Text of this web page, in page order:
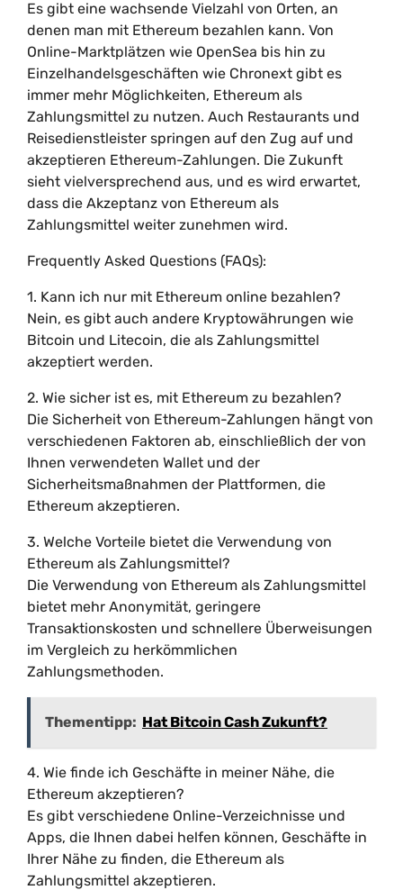
Es gibt eine wachsende Vielzahl von Orten, an
denen man mit Ethereum bezahlen kann. Von
Online-Marktplätzen wie OpenSea bis hin zu
Einzelhandelsgeschäften wie Chronext gibt es
immer mehr Möglichkeiten, Ethereum als
Zahlungsmittel zu nutzen. Auch Restaurants und
Reisedienstleister springen auf den Zug auf und
akzeptieren Ethereum-Zahlungen. Die Zukunft
sieht vielversprechend aus, und es wird erwartet,
dass die Akzeptanz von Ethereum als
Zahlungsmittel weiter zunehmen wird.
Frequently Asked Questions (FAQs):
1. Kann ich nur mit Ethereum online bezahlen?
Nein, es gibt auch andere Kryptowährungen wie
Bitcoin und Litecoin, die als Zahlungsmittel
akzeptiert werden.
2. Wie sicher ist es, mit Ethereum zu bezahlen?
Die Sicherheit von Ethereum-Zahlungen hängt von
verschiedenen Faktoren ab, einschließlich der von
Ihnen verwendeten Wallet und der
Sicherheitsmaßnahmen der Plattformen, die
Ethereum akzeptieren.
3. Welche Vorteile bietet die Verwendung von
Ethereum als Zahlungsmittel?
Die Verwendung von Ethereum als Zahlungsmittel
bietet mehr Anonymität, geringere
Transaktionskosten und schnellere Überweisungen
im Vergleich zu herkömmlichen
Zahlungsmethoden.
Thementipp: Hat Bitcoin Cash Zukunft?
4. Wie finde ich Geschäfte in meiner Nähe, die
Ethereum akzeptieren?
Es gibt verschiedene Online-Verzeichnisse und
Apps, die Ihnen dabei helfen können, Geschäfte in
Ihrer Nähe zu finden, die Ethereum als
Zahlungsmittel akzeptieren.